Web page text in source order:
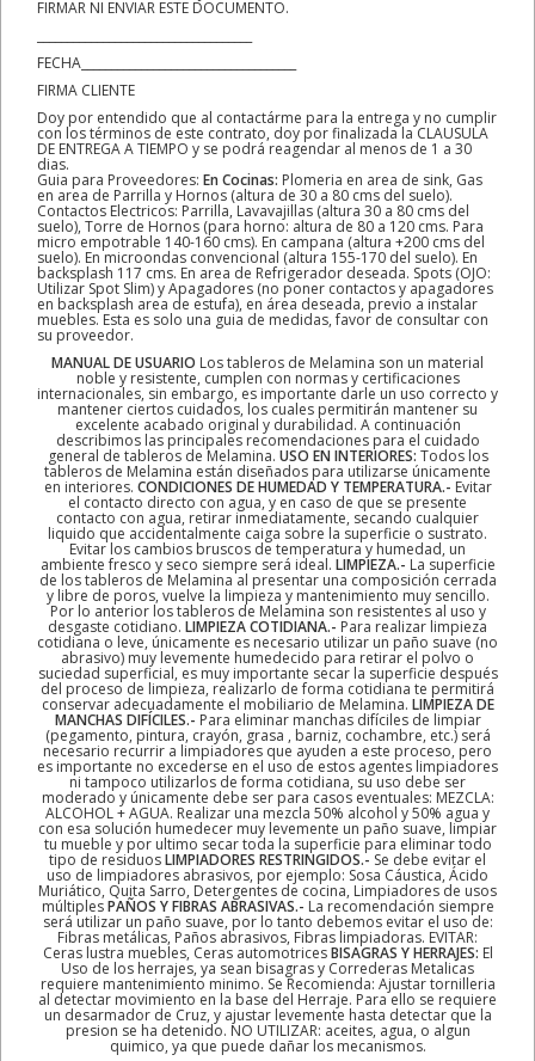
FIRMAR NI ENVIAR ESTE DOCUMENTO.
FECHA____________________________________
FIRMA CLIENTE
Doy por entendido que al contactárme para la entrega y no cumplir
con los términos de este contrato, doy por finalizada la CLAUSULA
DE ENTREGA A TIEMPO y se podrá reagendar al menos de 1 a 30
dias.
Guia para Proveedores: En Cocinas: Plomeria en area de sink, Gas
en area de Parrilla y Hornos (altura de 30 a 80 cms del suelo).
Contactos Electricos: Parrilla, Lavavajillas (altura 30 a 80 cms del
suelo), Torre de Hornos (para horno: altura de 80 a 120 cms. Para
micro empotrable 140-160 cms). En campana (altura +200 cms del
suelo). En microondas convencional (altura 155-170 del suelo). En
backsplash 117 cms. En area de Refrigerador deseada. Spots (OJO:
Utilizar Spot Slim) y Apagadores (no poner contactos y apagadores
en backsplash area de estufa), en área deseada, previo a instalar
muebles. Esta es solo una guia de medidas, favor de consultar con
su proveedor.
MANUAL DE USUARIO Los tableros de Melamina son un material
noble y resistente, cumplen con normas y certificaciones
internacionales, sin embargo, es importante darle un uso correcto y
mantener ciertos cuidados, los cuales permitirán mantener su
excelente acabado original y durabilidad. A continuación
describimos las principales recomendaciones para el cuidado
general de tableros de Melamina. USO EN INTERIORES: Todos los
tableros de Melamina están diseñados para utilizarse únicamente
en interiores. CONDICIONES DE HUMEDAD Y TEMPERATURA.- Evitar
el contacto directo con agua, y en caso de que se presente
contacto con agua, retirar inmediatamente, secando cualquier
liquido que accidentalmente caiga sobre la superficie o sustrato.
Evitar los cambios bruscos de temperatura y humedad, un
ambiente fresco y seco siempre será ideal. LIMPIEZA.- La superficie
de los tableros de Melamina al presentar una composición cerrada
y libre de poros, vuelve la limpieza y mantenimiento muy sencillo.
Por lo anterior los tableros de Melamina son resistentes al uso y
desgaste cotidiano. LIMPIEZA COTIDIANA.- Para realizar limpieza
cotidiana o leve, únicamente es necesario utilizar un paño suave (no
abrasivo) muy levemente humedecido para retirar el polvo o
suciedad superficial, es muy importante secar la superficie después
del proceso de limpieza, realizarlo de forma cotidiana te permitirá
conservar adecuadamente el mobiliario de Melamina. LIMPIEZA DE
MANCHAS DIFÍCILES.- Para eliminar manchas difíciles de limpiar
(pegamento, pintura, crayón, grasa , barniz, cochambre, etc.) será
necesario recurrir a limpiadores que ayuden a este proceso, pero
es importante no excederse en el uso de estos agentes limpiadores
ni tampoco utilizarlos de forma cotidiana, su uso debe ser
moderado y únicamente debe ser para casos eventuales: MEZCLA:
ALCOHOL + AGUA. Realizar una mezcla 50% alcohol y 50% agua y
con esa solución humedecer muy levemente un paño suave, limpiar
tu mueble y por ultimo secar toda la superficie para eliminar todo
tipo de residuosLIMPIADORES RESTRINGIDOS.- Se debe evitar el
uso de limpiadores abrasivos, por ejemplo: Sosa Cáustica, Ácido
Muriático, Quita Sarro, Detergentes de cocina, Limpiadores de usos
múltiplesPAÑOS Y FIBRAS ABRASIVAS.- La recomendación siempre
será utilizar un paño suave, por lo tanto debemos evitar el uso de:
Fibras metálicas, Paños abrasivos, Fibras limpiadoras. EVITAR:
Ceras lustra muebles, Ceras automotricesBISAGRAS Y HERRAJES: El
Uso de los herrajes, ya sean bisagras y Correderas Metalicas
requiere mantenimiento minimo. Se Recomienda: Ajustar tornilleria
al detectar movimiento en la base del Herraje. Para ello se requiere
un desarmador de Cruz, y ajustar levemente hasta detectar que la
presion se ha detenido. NO UTILIZAR: aceites, agua, o algun
quimico, ya que puede dañar los mecanismos.